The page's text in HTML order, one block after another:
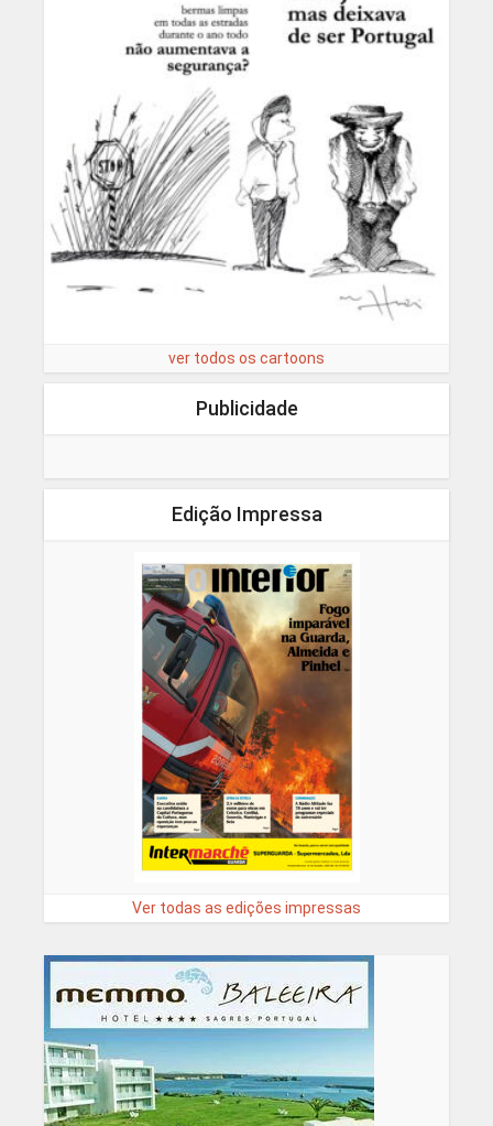
ver todos os cartoons
Publicidade
Edição Impressa
Ver todas as edições impressas